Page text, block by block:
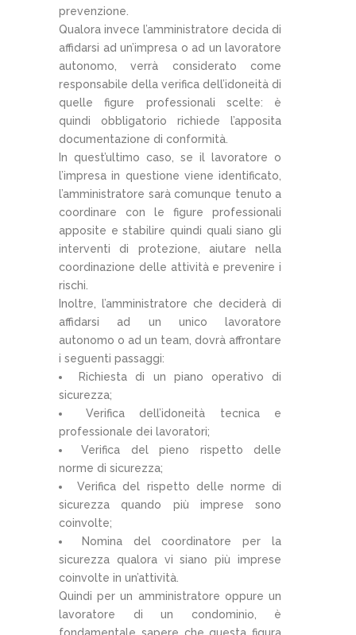
prevenzione.
Qualora invece l’amministratore decida di
affidarsi ad un’impresa o ad un lavoratore
autonomo, verrà considerato come
responsabile della verifica dell’idoneità di
quelle figure professionali scelte: è
quindi obbligatorio richiede l’apposita
documentazione di conformità.
In quest’ultimo caso, se il lavoratore o
l’impresa in questione viene identificato,
l’amministratore sarà comunque tenuto a
coordinare con le figure professionali
apposite e stabilire quindi quali siano gli
interventi di protezione, aiutare nella
coordinazione delle attività e prevenire i
rischi.
Inoltre, l’amministratore che deciderà di
affidarsi ad un unico lavoratore
autonomo o ad un team, dovrà affrontare
i seguenti passaggi:
Richiesta di un piano operativo di
sicurezza;
Verifica dell’idoneità tecnica e
professionale dei lavoratori;
Verifica del pieno rispetto delle
norme di sicurezza;
Verifica del rispetto delle norme di
sicurezza quando più imprese sono
coinvolte;
Nomina del coordinatore per la
sicurezza qualora vi siano più imprese
coinvolte in un’attività.
Quindi per un amministratore oppure un
lavoratore di un condominio, è
fondamentale sapere che questa figura